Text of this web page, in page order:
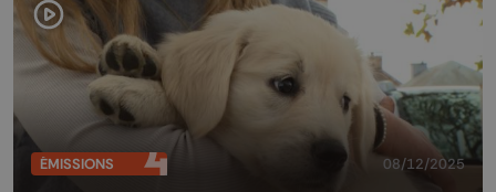
ÉMISSIONS 08/12/2025